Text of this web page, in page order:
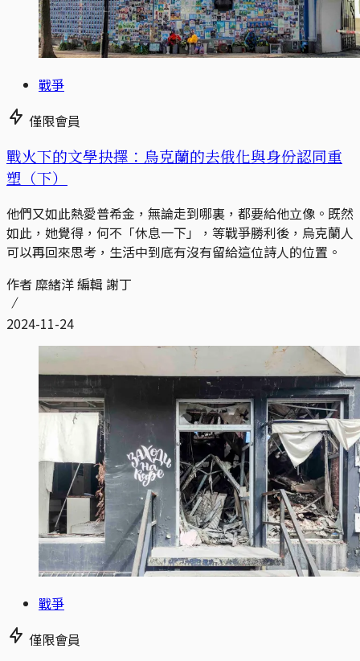
戰爭
僅限會員
戰火下的文學抉擇：烏克蘭的去俄化與身份認同重
塑（下）
他們又如此熱愛普希金，無論走到哪裏，都要給他立像。既然
如此，她覺得，何不「休息一下」，等戰爭勝利後，烏克蘭人
可以再回來思考，生活中到底有沒有留給這位詩人的位置。
作者 糜緒洋 編輯 謝丁
2024-11-24
戰爭
僅限會員